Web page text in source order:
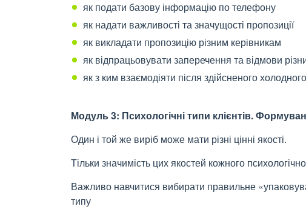
як подати базову інформацію по телефону
як надати важливості та значущості пропозиції
як викладати пропозицію різним керівникам
як відпрацьовувати заперечення та відмови
як з ким взаємодіяти після здійсненого
Модуль 3: Психологічні типи клієнтів.
Один і той же виріб може мати різні цінні якості.
Тільки значимість цих якостей кожного
Важливо навчитися вибирати правильне
типу